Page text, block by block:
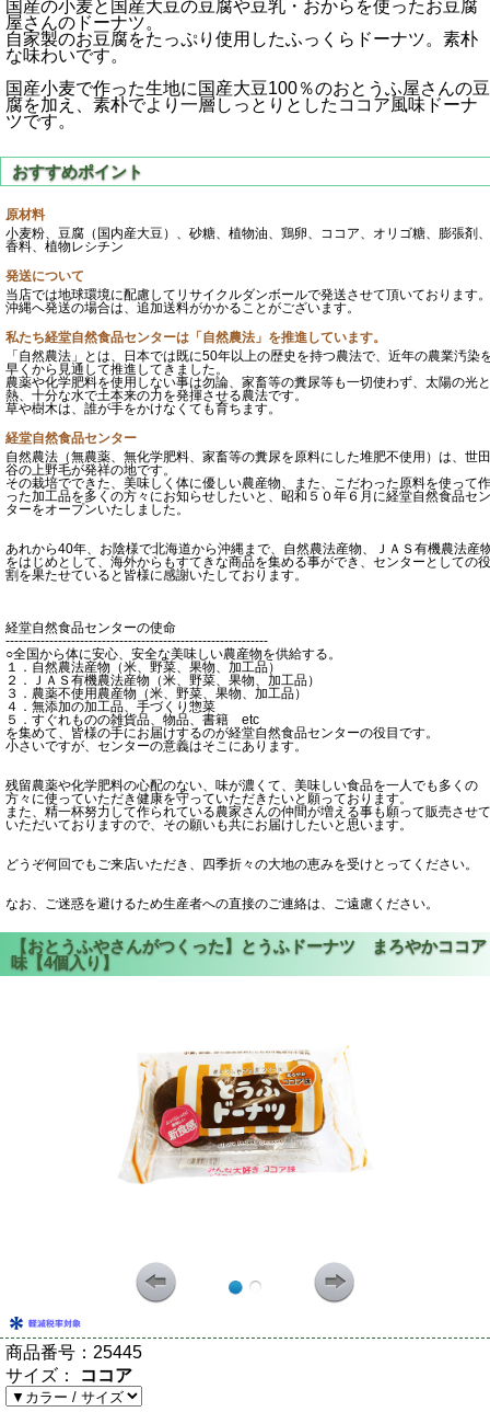
国産の小麦と国産大豆の豆腐や豆乳・おからを使ったお豆腐
屋さんのドーナツ。
自家製のお豆腐をたっぷり使用したふっくらドーナツ。素朴
な味わいです。
国産小麦で作った生地に国産大豆100％のおとうふ屋さんの豆
腐を加え、素朴でより一層しっとりとしたココア風味ドーナ
ツです。
原材料
小麦粉、豆腐（国内産大豆）、砂糖、植物油、鶏卵、ココア、オリゴ糖、膨張剤、
香料、植物レシチン
発送について
当店では地球環境に配慮してリサイクルダンボールで発送させて頂いております。
沖縄へ発送の場合は、追加送料がかかることがございます。
私たち経堂自然食品センターは「自然農法」を推進しています。
「自然農法」とは、日本では既に50年以上の歴史を持つ農法で、近年の農業汚染
早くから見通して推進してきました。
農薬や化学肥料を使用しない事は勿論、家畜等の糞尿等も一切使わず、太陽の光と
熱、十分な水で土本来の力を発揮させる農法です。
草や樹木は、誰が手をかけなくても育ちます。
経堂自然食品センター
自然農法（無農薬、無化学肥料、家畜等の糞尿を原料にした堆肥不使用）は、世田
谷の上野毛が発祥の地です。
その栽培でできた、美味しく体に優しい農産物、また、こだわった原料を使って作
った加工品を多くの方々にお知らせしたいと、昭和５０年６月に経堂自然食品セン
ターをオープンいたしました。
あれから40年、お陰様で北海道から沖縄まで、自然農法産物、ＪＡＳ有機農法産
をはじめとして、海外からもすてきな商品を集める事ができ、センターとしての役
割を果たせていると皆様に感謝いたしております。
経堂自然食品センターの使命
------------------------------------------------------------
○全国から体に安心、安全な美味しい農産物を供給する。
１．自然農法産物（米、野菜、果物、加工品）
２．ＪＡＳ有機農法産物（米、野菜、果物、加工品）
３．農薬不使用農産物（米、野菜、果物、加工品）
４．無添加の加工品、手づくり惣菜
５．すぐれものの雑貨品、物品、書籍 etc
を集めて、皆様の手にお届けするのが経堂自然食品センターの役目です。
小さいですが、センターの意義はそこにあります。
残留農薬や化学肥料の心配のない、味が濃くて、美味しい食品を一人でも多くの
方々に使っていただき健康を守っていただきたいと願っております。
また、精一杯努力して作られている農家さんの仲間が増える事も願って販売させて
いただいておりますので、その願いも共にお届けしたいと思います。
どうぞ何回でもご来店いただき、四季折々の大地の恵みを受けとってください。
なお、ご迷惑を避けるため生産者への直接のご連絡は、ご遠慮ください。
商品番号： 25445
サイズ： ココア